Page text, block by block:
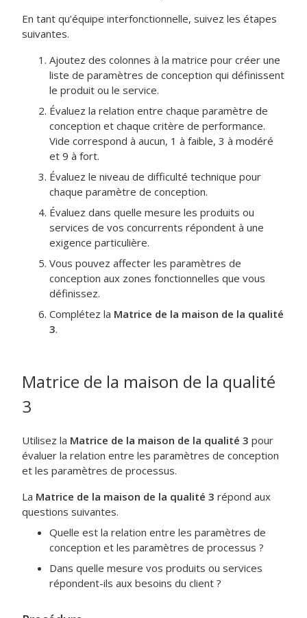
En tant qu’équipe interfonctionnelle, suivez les étapes
suivantes.
Ajoutez des colonnes à la matrice pour créer une
liste de paramètres de conception qui définissent
le produit ou le service.
Évaluez la relation entre chaque paramètre de
conception et chaque critère de performance.
Vide correspond à aucun, 1 à faible, 3 à modéré
et 9 à fort.
Évaluez le niveau de difficulté technique pour
chaque paramètre de conception.
Évaluez dans quelle mesure les produits ou
services de vos concurrents répondent à une
exigence particulière.
Vous pouvez affecter les paramètres de
conception aux zones fonctionnelles que vous
définissez.
Complétez la Matrice de la maison de la qualité
3.
Matrice de la maison de la qualité
3
Utilisez la Matrice de la maison de la qualité 3 pour
évaluer la relation entre les paramètres de conception
et les paramètres de processus.
La Matrice de la maison de la qualité 3 répond aux
questions suivantes.
Quelle est la relation entre les paramètres de
conception et les paramètres de processus ?
Dans quelle mesure vos produits ou services
répondent-ils aux besoins du client ?